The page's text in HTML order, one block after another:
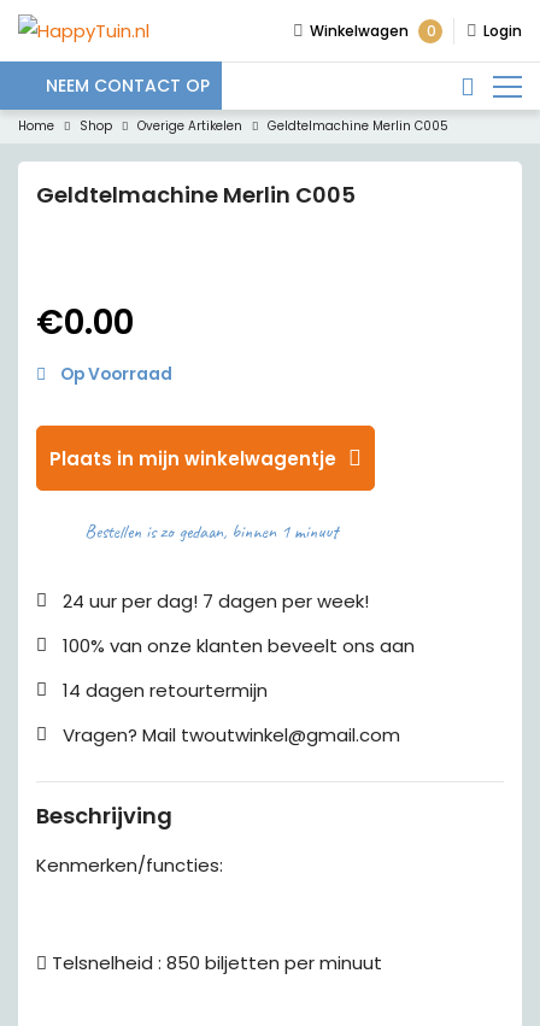
Winkelwagen 0 Login
NEEM CONTACT OP
Home Shop Overige Artikelen Geldtelmachine Merlin C005
Geldtelmachine Merlin C005
€0.00
Op Voorraad
Plaats in mijn winkelwagentje
Bestellen is zo gedaan, binnen 1 minuut
24 uur per dag! 7 dagen per week!
100% van onze klanten beveelt ons aan
14 dagen retourtermijn
Vragen? Mail twoutwinkel@gmail.com
Beschrijving
Kenmerken/functies:
 Telsnelheid : 850 biljetten per minuut